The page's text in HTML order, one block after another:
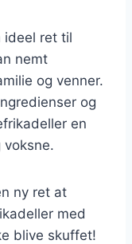
ideel ret til
nemt
og venner.
og
en
ny ret at
med
blive skuffet!